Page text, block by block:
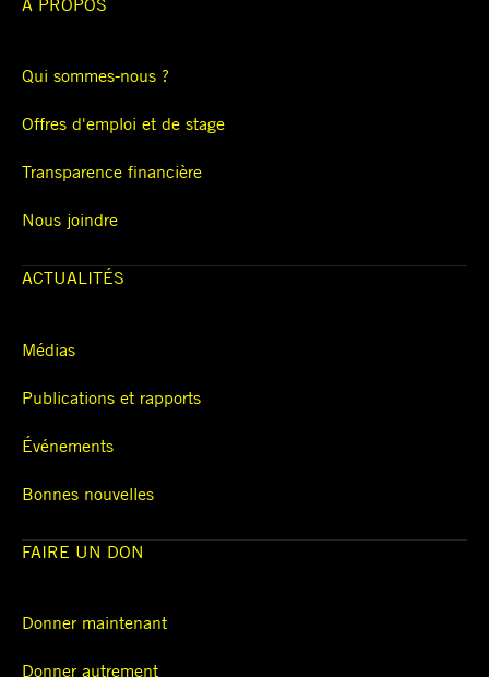
À PROPOS
Qui sommes-nous ?
Offres d'emploi et de stage
Transparence financière
Nous joindre
ACTUALITÉS
Médias
Publications et rapports
Événements
Bonnes nouvelles
FAIRE UN DON
Donner maintenant
Donner autrement